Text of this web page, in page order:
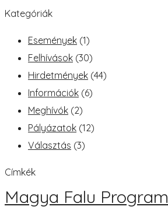
Kategóriák
Események (1)
Felhívások (30)
Hirdetmények (44)
Információk (6)
Meghívók (2)
Pályázatok (12)
Választás (3)
Címkék
Magya Falu Program